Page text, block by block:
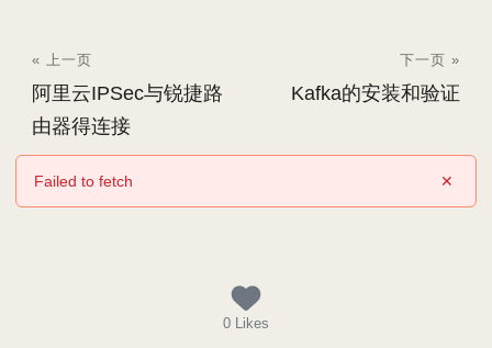
« 上一页
阿里云IPSec与锐捷路
由器得连接
下一页 »
Kafka的安装和验证